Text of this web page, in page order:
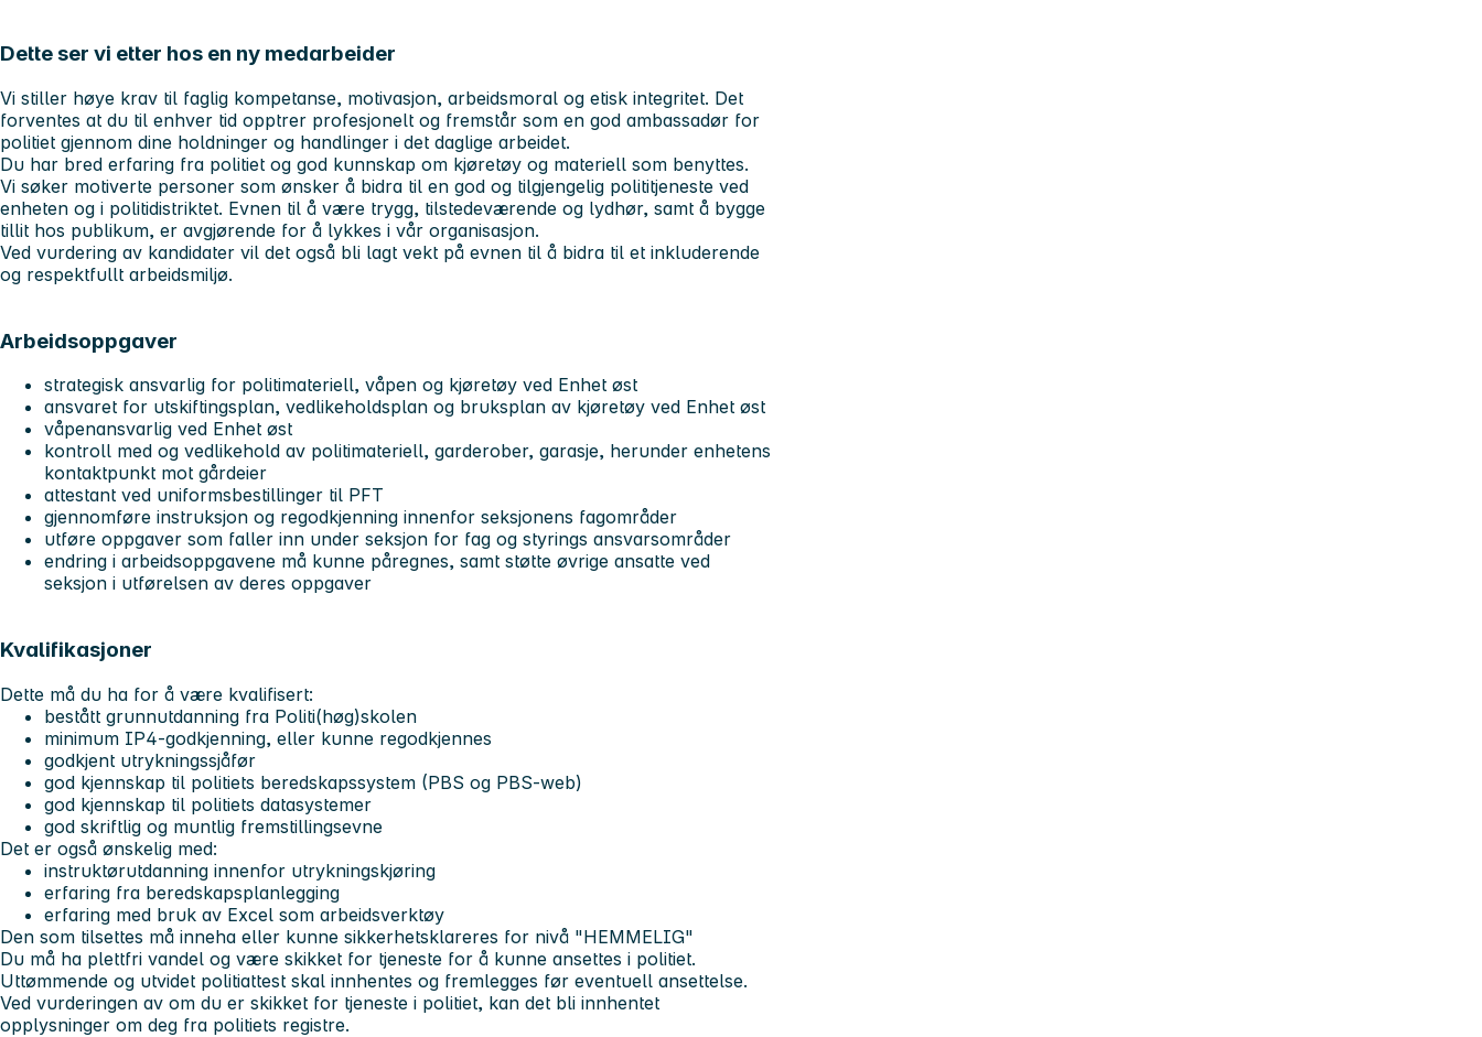
Dette ser vi etter hos en ny medarbeider
Vi stiller høye krav til faglig kompetanse, motivasjon, arbeidsmoral og etisk integritet. Det
forventes at du til enhver tid opptrer profesjonelt og fremstår som en god ambassadør for
politiet gjennom dine holdninger og handlinger i det daglige arbeidet.
Du har bred erfaring fra politiet og god kunnskap om kjøretøy og materiell som benyttes.
Vi søker motiverte personer som ønsker å bidra til en god og tilgjengelig polititjeneste ved
enheten og i politidistriktet. Evnen til å være trygg, tilstedeværende og lydhør, samt å bygge
tillit hos publikum, er avgjørende for å lykkes i vår organisasjon.
Ved vurdering av kandidater vil det også bli lagt vekt på evnen til å bidra til et inkluderende
og respektfullt arbeidsmiljø.
Arbeidsoppgaver
strategisk ansvarlig for politimateriell, våpen og kjøretøy ved Enhet øst
ansvaret for utskiftingsplan, vedlikeholdsplan og bruksplan av kjøretøy ved Enhet øst
våpenansvarlig ved Enhet øst
kontroll med og vedlikehold av politimateriell, garderober, garasje, herunder enhetens
kontaktpunkt mot gårdeier
attestant ved uniformsbestillinger til PFT
gjennomføre instruksjon og regodkjenning innenfor seksjonens fagområder
utføre oppgaver som faller inn under seksjon for fag og styrings ansvarsområder
endring i arbeidsoppgavene må kunne påregnes, samt støtte øvrige ansatte ved
seksjon i utførelsen av deres oppgaver
Kvalifikasjoner
Dette må du ha for å være kvalifisert:
bestått grunnutdanning fra Politi(høg)skolen
minimum IP4-godkjenning, eller kunne regodkjennes
godkjent utrykningssjåfør
god kjennskap til politiets beredskapssystem (PBS og PBS-web)
god kjennskap til politiets datasystemer
god skriftlig og muntlig fremstillingsevne
Det er også ønskelig med:
instruktørutdanning innenfor utrykningskjøring
erfaring fra beredskapsplanlegging
erfaring med bruk av Excel som arbeidsverktøy
Den som tilsettes må inneha eller kunne sikkerhetsklareres for nivå "HEMMELIG"
Du må ha plettfri vandel og være skikket for tjeneste for å kunne ansettes i politiet.
Uttømmende og utvidet politiattest skal innhentes og fremlegges før eventuell ansettelse.
Ved vurderingen av om du er skikket for tjeneste i politiet, kan det bli innhentet
opplysninger om deg fra politiets registre.